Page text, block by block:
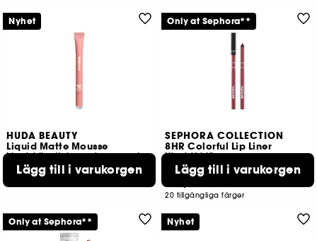
HUDA BEAUTY
Liquid Matte Mousse
Liquid lipstick med sammetseffekt
329,00 KR
Lägg till i varukorgen
Nyhet
SEPHORA COLLECTION
8HR Colorful Lip Liner
Kladdfri läppenna
4
139,00 KR
20 tillgängliga färger
Lägg till i varukorgen
Only at Sephora**
Only at Sephora** Nyhet